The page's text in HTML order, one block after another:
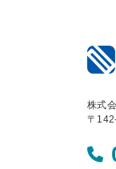
株式
〒